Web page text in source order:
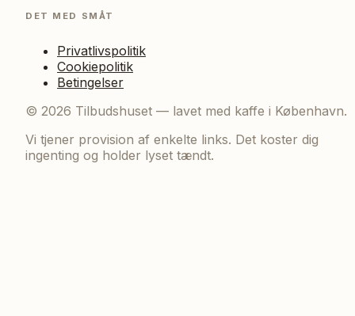
DET MED SMÅT
Privatlivspolitik
Cookiepolitik
Betingelser
© 2026 Tilbudshuset — lavet med kaffe i København.
Vi tjener provision af enkelte links. Det koster dig
ingenting og holder lyset tændt.